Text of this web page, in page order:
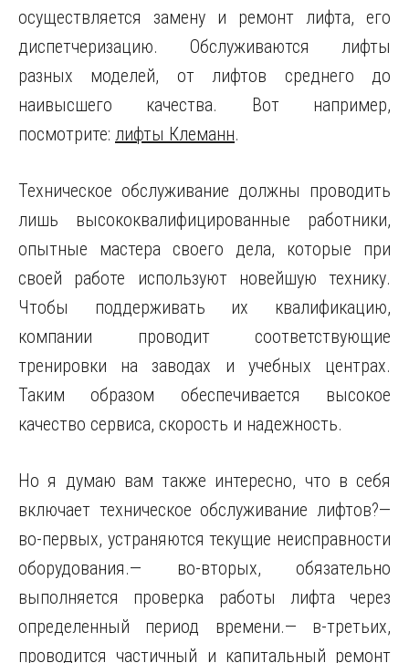
осуществляется замену и ремонт лифта, его
диспетчеризацию. Обслуживаются лифты
разных моделей, от лифтов среднего до
наивысшего качества. Вот например,
посмотрите: лифты Клеманн.
Техническое обслуживание должны проводить
лишь высококвалифицированные работники,
опытные мастера своего дела, которые при
своей работе используют новейшую технику.
Чтобы поддерживать их квалификацию,
компании проводит соответствующие
тренировки на заводах и учебных центрах.
Таким образом обеспечивается высокое
качество сервиса, скорость и надежность.
Но я думаю вам также интересно, что в себя
включает техническое обслуживание лифтов?—
во-первых, устраняются текущие неисправности
оборудования.— во-вторых, обязательно
выполняется проверка работы лифта через
определенный период времени.— в-третьих,
проводится частичный и капитальный ремонт